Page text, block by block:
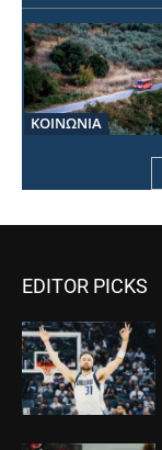
ΚΟΙΝΩΝΙΑ
EDITOR PICKS